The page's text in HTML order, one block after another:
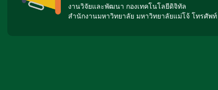
งานวิจัยและพัฒนา กองเทคโนโลยีดิจิทัล
สำนักงานมหาวิทยาลัย มหาวิทยาลัยแม่โจ้ โทรศัพ